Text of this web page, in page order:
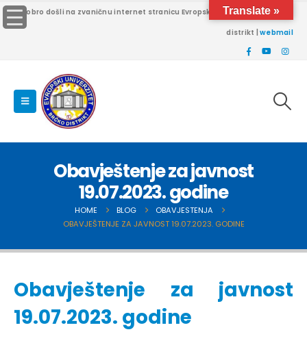
Dobro došli na zvaničnu internet stranicu Evropskog univerziteta Brčko
distrikt |webmail
Obavještenje za javnost
19.07.2023. godine
HOME BLOG
OBAVJESTENJA
OBAVJEŠTENJE ZA JAVNOST 19.07.2023. GODINE
Obavještenje za javnost
19.07.2023. godine
Translate »